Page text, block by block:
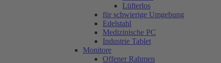
Lüfterlos
für schwierige Umgebung
Edelstahl
Medizinische PC
Industrie Tablet
Monitore
Offener Rahmen